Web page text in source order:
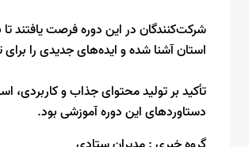
شرکت‌کنندگان در این دوره فرصت یافتند تا
استان آشنا شده و ایده‌های جدیدی را برای
تأکید بر تولید محتوای جذاب و کاربردی،
دستاوردهای این دوره آموزشی بود.